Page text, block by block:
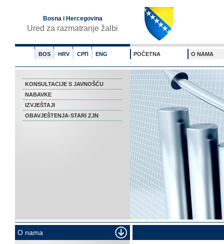
Bosna i Hercegovina
Ured za razmatranje žalbi
BOS HRV СРП ENG POČETNA O NAMA
KONSULTACIJE S JAVNOŠĆU
NABAVKE
IZVJEŠTAJI
OBAVJEŠTENJA-STARI ZJN
O nama